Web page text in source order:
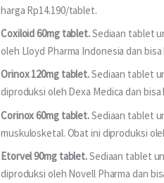
harga Rp14.190/tablet.
Coxiloid 60mg tablet.Sediaan tablet
oleh Lloyd Pharma Indonesia dan
Orinox 120mg tablet.Sediaan tablet
diproduksi oleh Dexa Medica dan
Corinox 60mg tablet.Sediaan tablet
muskulosketal. Obat ini diproduksi
Etorvel 90mg tablet.Sediaan tablet
diproduksi oleh Novell Pharma dan